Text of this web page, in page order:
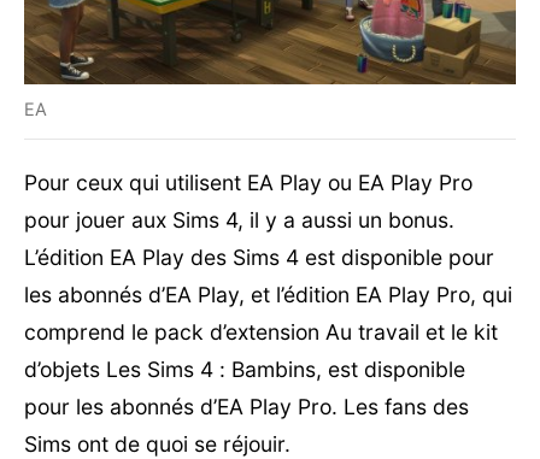
EA
Pour ceux qui utilisent EA Play ou EA Play Pro
pour jouer aux Sims 4, il y a aussi un bonus.
L’édition EA Play des Sims 4 est disponible pour
les abonnés d’EA Play, et l’édition EA Play Pro, qui
comprend le pack d’extension Au travail et le kit
d’objets Les Sims 4 : Bambins, est disponible
pour les abonnés d’EA Play Pro. Les fans des
Sims ont de quoi se réjouir.